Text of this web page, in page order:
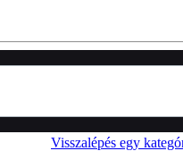
Visszalépés egy